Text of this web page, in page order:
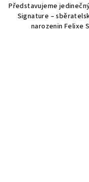
Představujeme
Signature –
narozenin Felixe